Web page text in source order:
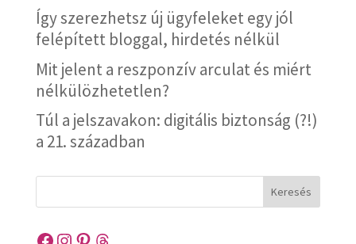
Így szerezhetsz új ügyfeleket egy jól
felépített bloggal, hirdetés nélkül
Mit jelent a reszponzív arculat és miért
nélkülözhetetlen?
Túl a jelszavakon: digitális biztonság (?!)
a 21. században
Keresés